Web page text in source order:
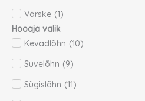
Värske (1)
Hooaja valik
Kevadlõhn (10)
Suvelõhn (9)
Sügislõhn (11)